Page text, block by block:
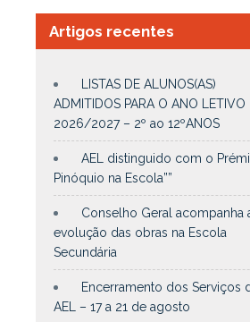
Artigos recentes
LISTAS DE ALUNOS(AS)
ADMITIDOS PARA O ANO LETIVO
2026/2027 – 2º ao 12ºANOS
AEL distinguido com o
Pinóquio na Escola””
Conselho Geral acompanha
evolução das obras na Escola
Secundária
Encerramento dos Serviços
AEL – 17 a 21 de agosto